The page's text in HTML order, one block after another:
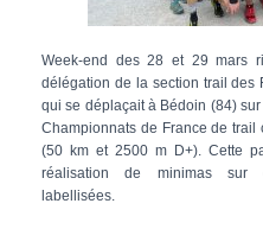
Week-end des 28 et 29 mars
délégation de la section trail des
qui se déplaçait à Bédoin (84)
Championnats de France de
(50 km et 2500 m D+). Cette
réalisation de minimas sur
labellisées.